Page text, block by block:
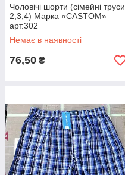
Чоловічі шорти (сімейні труси
2,3,4) Марка «CASTOM»
арт.302
Немає в наявності
76,50 ₴